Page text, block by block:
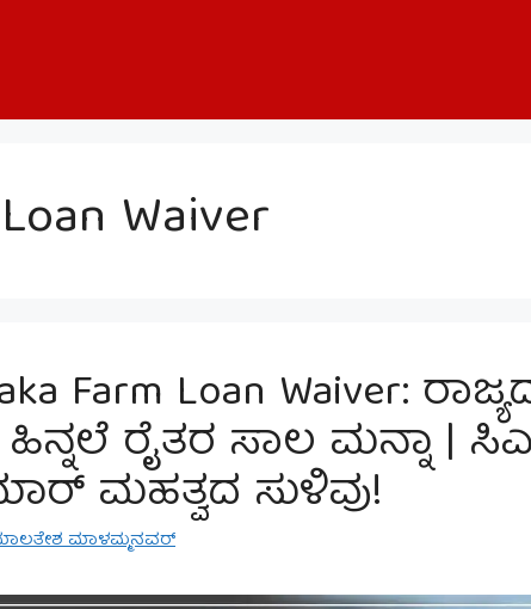
Waiver
Farm Loan Waiver:
ಹಿನ್ನಲೆ ರೈತರ ಸಾಲ ಮನ್ನಾ |
ಮಹತ್ವದ ಸುಳಿವು!
ಮಾಳಮ್ಮನವರ್